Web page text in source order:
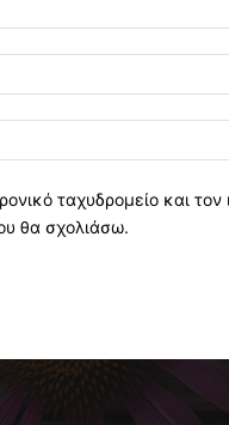
ταχυδρομείο και
θα σχολιάσω.